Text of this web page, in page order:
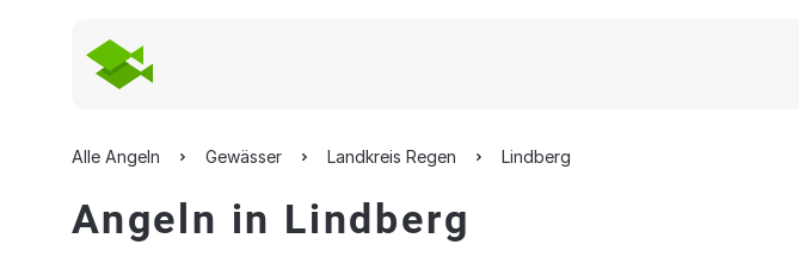
Alle Angeln Gewässer Landkreis Regen Lindberg
Angeln in Lindberg